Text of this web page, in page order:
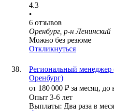
4.3
•
6 отзывов
Оренбург, р-н Ленинский
Можно без резюме
Откликнуться
Региональный менеджер
Оренбург)
от 180 000 ₽ за месяц, до
Опыт 3-6 лет
Выплаты: Два раза в